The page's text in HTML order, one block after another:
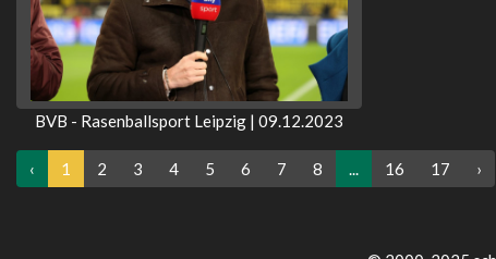
BVB - Rasenballsport Leipzig | 09.12.2023
‹ 1 2 3 4 5 6 7 8 ... 16 17 ›